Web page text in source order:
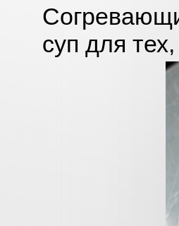
суп для